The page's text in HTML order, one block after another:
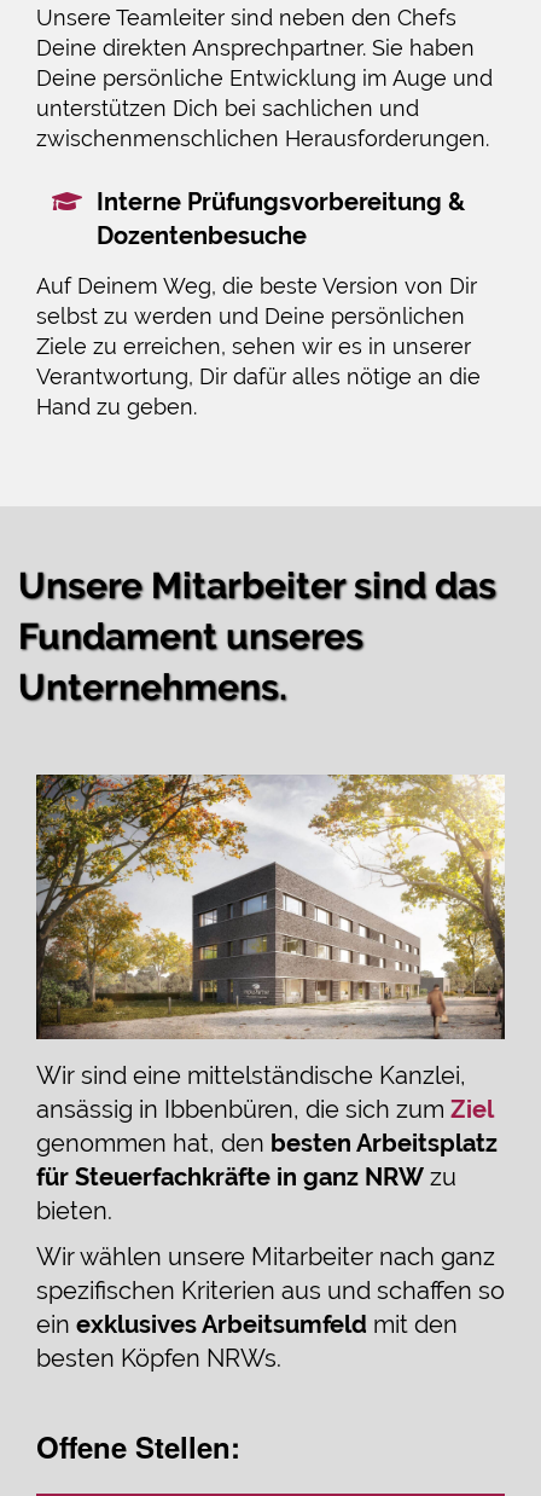
Unsere Teamleiter sind neben den Chefs
Deine direkten Ansprechpartner. Sie haben
Deine persönliche Entwicklung im Auge und
unterstützen Dich bei sachlichen und
zwischenmenschlichen Herausforderungen.
Interne Prüfungsvorbereitung &
Dozentenbesuche
Auf Deinem Weg, die beste Version von Dir
selbst zu werden und Deine persönlichen
Ziele zu erreichen, sehen wir es in unserer
Verantwortung, Dir dafür alles nötige an die
Hand zu geben.
Unsere Mitarbeiter sind das
Fundament unseres
Unternehmens.
Wir sind eine mittelständische Kanzlei,
ansässig in Ibbenbüren, die sich zum Ziel
genommen hat, den besten Arbeitsplatz
für Steuerfachkräfte in ganz NRW zu
bieten.
Wir wählen unsere Mitarbeiter nach ganz
spezifischen Kriterien aus und schaffen so
ein exklusives Arbeitsumfeld mit den
besten Köpfen NRWs.
Offene Stellen: